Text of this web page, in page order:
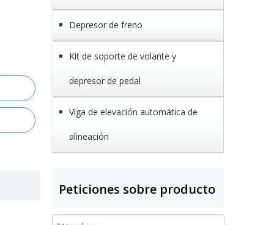
Depresor de freno
Kit de soporte de volante y
depresor de pedal
Viga de elevación automática de
alineación
Peticiones sobre producto